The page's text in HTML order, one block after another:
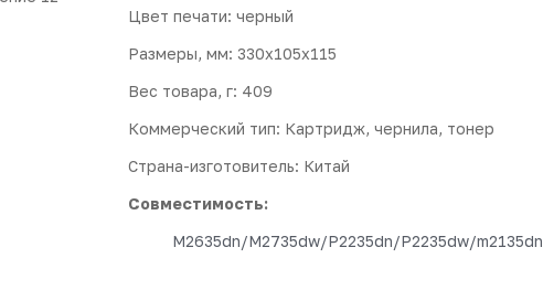
Цвет печати: черный
Размеры, мм: 330x105x115
Вес товара, г: 409
Коммерческий тип: Картридж, чернила, тонер
Страна-изготовитель: Китай
Совместимость:
M2635dn/M2735dw/P2235dn/P2235dw/m2135dn